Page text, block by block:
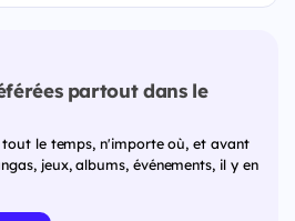
partout dans le
le temps, n'importe où, et avant
jeux, albums, événements, il y en